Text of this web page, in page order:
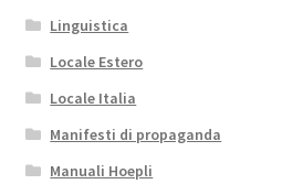
Linguistica
Locale Estero
Locale Italia
Manifesti di propaganda
Manuali Hoepli